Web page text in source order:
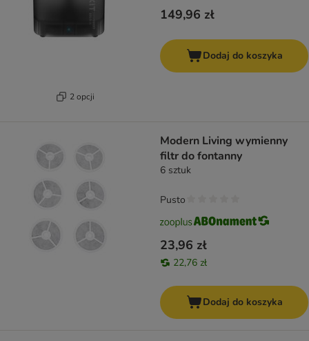
2 opcji
149,96 zł
Dodaj do koszyka
Modern Living wymienny
filtr do fontanny
6 sztuk
23,96 zł
22,76 zł
Pusto
Dodaj do koszyka